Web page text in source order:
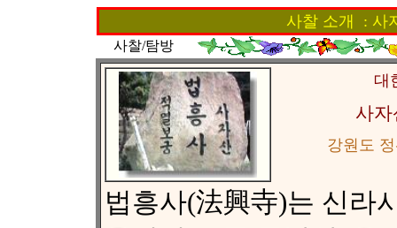
사찰 소개 : 사
사찰/탐방
대
사자
강원도
법흥사(法興寺)는 신라